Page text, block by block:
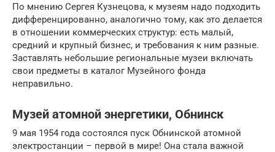
По мнению Сергея Кузнецова, к музеям надо подходить
дифференцированно, аналогично тому, как это делается
в отношении коммерческих структур: есть малый,
средний и крупный бизнес, и требования к ним разные.
Заставлять небольшие региональные музеи включать
свои предметы в каталог Музейного фонда
неправильно.
Музей атомной энергетики, Обнинск
9 мая 1954 года состоялся пуск Обнинской атомной
электростанции – первой в мире! Она стала важной